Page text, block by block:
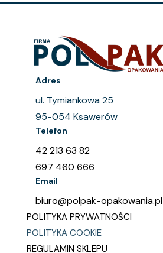
Adres
ul. Tymiankowa 25
95-054 Ksawerów
Telefon
42 213 63 82
697 460 666
Email
biuro@polpak-opakowania.pl
POLITYKA PRYWATNOŚCI
POLITYKA COOKIE
REGULAMIN SKLEPU